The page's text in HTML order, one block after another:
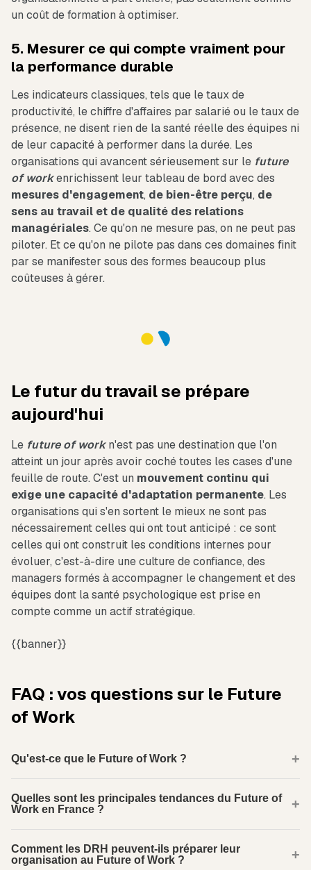
un coût de formation à optimiser.
5. Mesurer ce qui compte vraiment pour
la performance durable
Les indicateurs classiques, tels que le taux de
productivité, le chiffre d'affaires par salarié ou le taux de
présence, ne disent rien de la santé réelle des équipes ni
de leur capacité à performer dans la durée. Les
organisations qui avancent sérieusement sur le future
of workenrichissent leur tableau de bord avec des
mesures d'engagement, de bien-être perçu, de
sens au travail et de qualité des relations
managériales. Ce qu'on ne mesure pas, on ne peut pas
piloter. Et ce qu'on ne pilote pas dans ces domaines finit
par se manifester sous des formes beaucoup plus
coûteuses à gérer.
Le futur du travail se prépare
aujourd'hui
Le future of workn'est pas une destination que l'on
atteint un jour après avoir coché toutes les cases d'une
feuille de route. C'est un mouvement continu qui
exige une capacité d'adaptation permanente. Les
organisations qui s'en sortent le mieux ne sont pas
nécessairement celles qui ont tout anticipé : ce sont
celles qui ont construit les conditions internes pour
évoluer, c'est-à-dire une culture de confiance, des
managers formés à accompagner le changement et des
équipes dont la santé psychologique est prise en
compte comme un actif stratégique.
{{banner}}
FAQ : vos questions sur le Future
of Work
Qu'est-ce que le Future of Work ?
Quelles sont les principales tendances du Future of
Work en France ?
Comment les DRH peuvent-ils préparer leur
organisation au Future of Work ?